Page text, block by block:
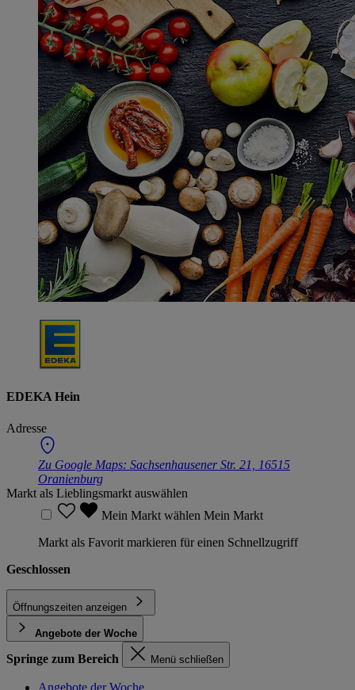
EDEKA Hein
Adresse
Zu Google Maps: Sachsenhausener Str. 21, 16515
Oranienburg
Markt als Lieblingsmarkt auswählen
Mein Markt wählen Mein Markt
Markt als Favorit markieren für einen Schnellzugriff
Geschlossen
Öffnungszeiten anzeigen
Angebote der Woche
Springe zum Bereich Menü schließen
Angebote der Woche